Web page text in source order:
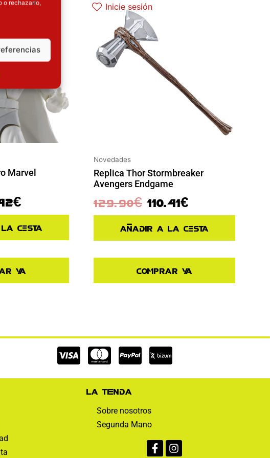
o rechazarlo,
Marvel
€
cesta
ya
Inicie sesión
Novedades
Replica Thor Stormbreaker
Avengers Endgame
129.90€ 110.41€
Añadir a la cesta
Comprar ya
Cc-
visa
Cc-
mastercard
Cc-
paypal
La tienda
Sobre nosotros
Segunda Mano
f